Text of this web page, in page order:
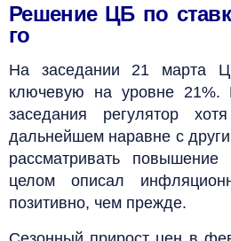
Решение ЦБ по
го
На заседании 21 марта
ключевую на уровне 21%.
заседания регулятор
дальнейшем наравне с
рассматривать
целом описал
позитивно, чем прежде.